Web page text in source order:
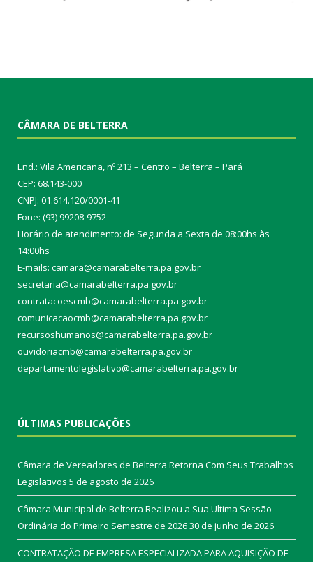
CÂMARA DE BELTERRA
End.: Vila Americana, nº 213 – Centro – Belterra – Pará
CEP: 68.143-000
CNPJ: 01.614.120/0001-41
Fone: (93) 99208-9752
Horário de atendimento: de Segunda a Sexta de 08:00hs às
14:00hs
E-mails: camara@camarabelterra.pa.gov.br
secretaria@camarabelterra.pa.gov.br
contratacoescmb@camarabelterra.pa.gov.br
comunicacaocmb@camarabelterra.pa.gov.br
recursoshumanos@camarabelterra.pa.gov.br
ouvidoriacmb@camarabelterra.pa.gov.br
departamentolegislativo@camarabelterra.pa.gov.br
ÚLTIMAS PUBLICAÇÕES
Câmara de Vereadores de Belterra Retorna Com Seus Trabalhos
Legislativos 5 de agosto de 2026
Câmara Municipal de Belterra Realizou a Sua Ultima Sessão
Ordinária do Primeiro Semestre de 202630 de junho de 2026
CONTRATAÇÃO DE EMPRESA ESPECIALIZADA PARA AQUISIÇÃO DE